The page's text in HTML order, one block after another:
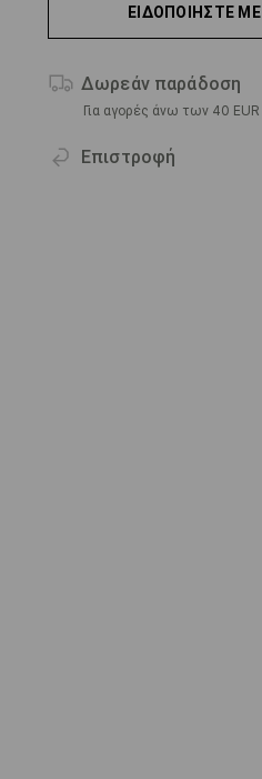
ΕΙΔΟΠΟΙΉΣΤΕ ΜΕ
Δωρεάν παράδοση
Για αγορές άνω των 40 EUR
Επιστροφή